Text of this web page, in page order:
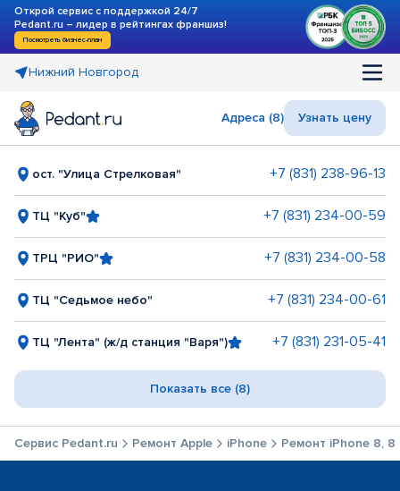
Открой сервис с поддержкой 24/7
Pedant.ru – лидер в рейтингах франшиз!
Посмотреть бизнес-план
Нижний Новгород
Адреса (8) Узнать цену
ост. "Улица Стрелковая" +7 (831) 238-96-13
ТЦ "Куб" +7 (831) 234-00-59
ТРЦ "РИО" +7 (831) 234-00-58
ТЦ "Седьмое небо" +7 (831) 234-00-61
ТЦ "Лента" (ж/д станция "Варя") +7 (831) 231-05-41
Показать все (8)
Сервис Pedant.ru Ремонт Apple iPhone Ремонт iPhone 8, 8